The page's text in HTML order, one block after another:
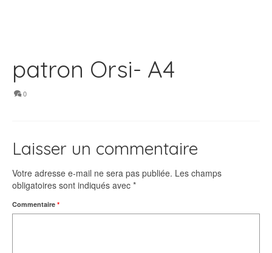
patron Orsi- A4
0
Laisser un commentaire
Votre adresse e-mail ne sera pas publiée. Les champs
obligatoires sont indiqués avec *
Commentaire *